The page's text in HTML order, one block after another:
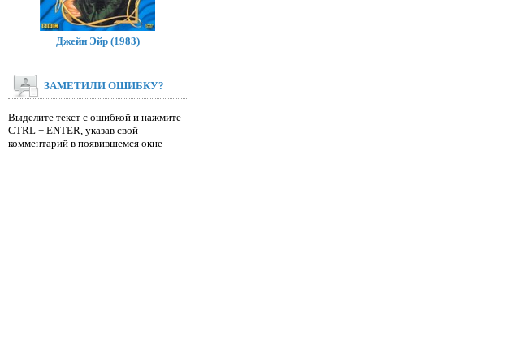
Джейн Эйр (1983)
ЗАМЕТИЛИ ОШИБКУ?
Выделите текст с ошибкой и нажмите
CTRL + ENTER, указав свой
комментарий в появившемся окне